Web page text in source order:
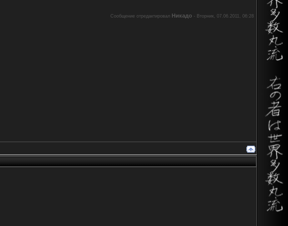
Сообщение отредактировал Никадо - Вторник, 07.06.2011, 06:28